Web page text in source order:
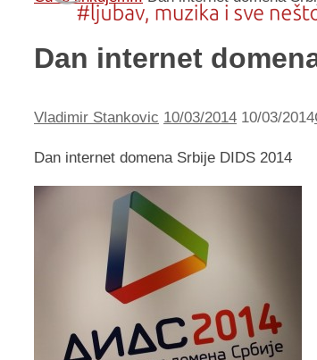
Dan internet
Vladimir Stankovic 10/03/2014 10/03/2014
Dan internet domena Srbije DIDS 2014